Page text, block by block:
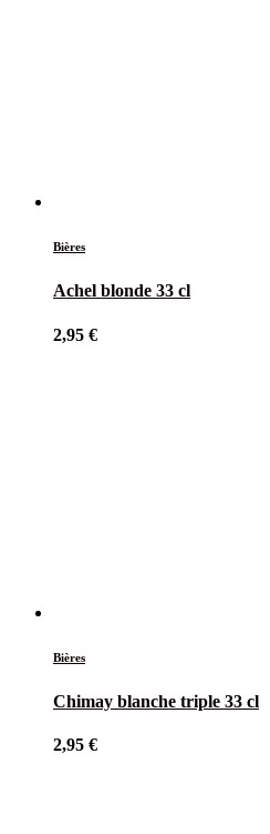
Bières
Achel blonde 33 cl
2,95 €
Bières
Chimay blanche triple 33 cl
2,95 €